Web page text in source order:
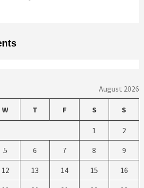
August 2026
W T F S S
1 2
5 6 7 8 9
12 13 14 15 16